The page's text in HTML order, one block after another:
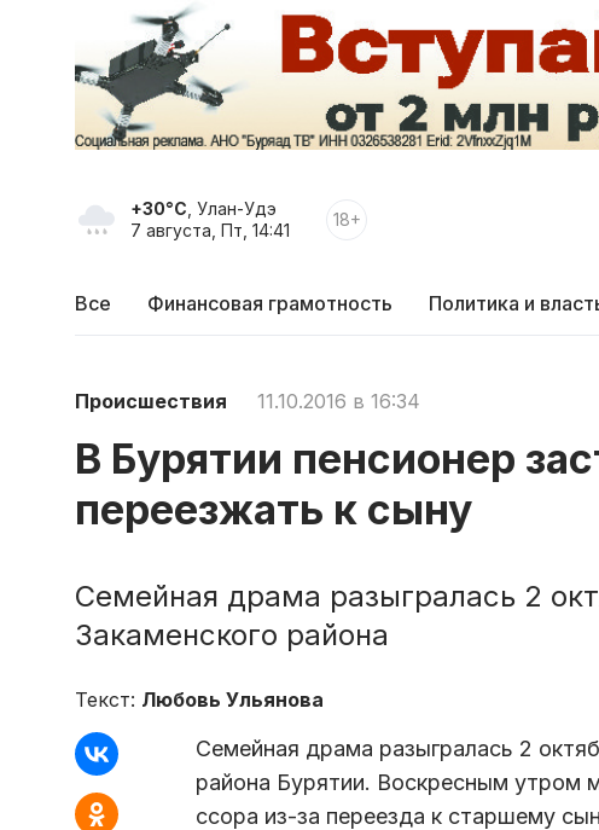
+30°C , Улан-Удэ
7 августа, Пт, 14:41
18+
Все Финансовая грамотность Политика и
Происшествия 11.10.2016 в 16:34
В Бурятии пенсионер
переезжать к сыну
Семейная драма разыгралась 2
Закаменского района
Текст: Любовь Ульянова
Семейная драма разыгралась 2
района Бурятии. Воскресным утром
ссора из-за переезда к старшему